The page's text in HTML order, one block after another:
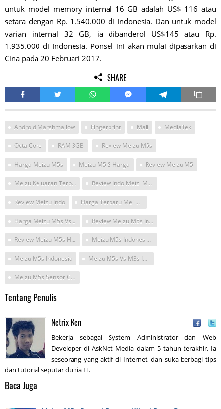
untuk model memory internal 16 GB adalah US$ 116 atau
setara dengan Rp. 1.540.000 di Indonesia. Dan untuk model
varian internal 32 GB, ia dibanderol US$145 atau Rp.
1.935.000 di Indonesia. Ponsel ini akan mulai dipasarkan di
Cina pada 20 Februari 2017.
SHARE
Android Marshmallow Fingerprint Mali MediaTek
Octa Core RAM 3GB Review Meizu M5s
Harga Meizu M5s Meizu M5 S Harga Review Meizu M5
Meizu Keluaran Terbaru Review Indo Meizi M5s
Review Meizu Indo Harga Terbaru Mei Meizu M5 S
Harga Meizu M5s Vs Meizu M3s Review Meizu M5s Indo
Review Meizu M5s Harga Meizu M5s Indonesia Review
Meizu M5s Indonesia Meizu M5s Vs M3s Indonesia
Meizu M5s Sensor Camera Sony
Tentang Penulis
Netrix Ken
Bekerja sebagai System Administrator dan Web
Developer di AskNet Media dalam 5 tahun terakhir. Ia
seseorang yang aktif di Internet, dan suka berbagi tips
dan tutorial seputar dunia IT.
Baca Juga